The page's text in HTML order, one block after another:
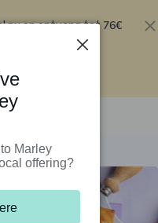
nu en ontvang tot 76€
Marley
offering?